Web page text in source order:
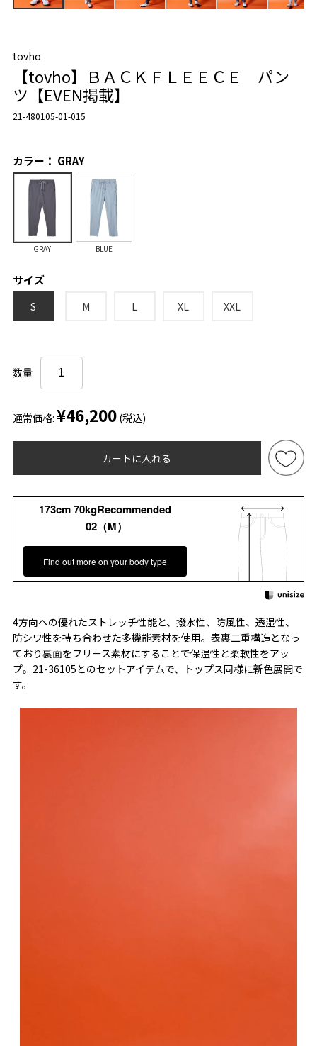
tovho
【tovho】ＢＡＣＫＦＬＥＥＣＥ パン
ツ【EVEN掲載】
21-480105-01-015
カラー： GRAY
GRAY BLUE
サイズ
S M L XL XXL
数量
通常価格: ¥46,200 (税込)
カートに入れる
173cm 70kgRecommended
02（M）
Find out more on your body type
4方向への優れたストレッチ性能と、撥水性、防風性、透湿性、
防シワ性を持ち合わせた多機能素材を使用。表裏二重構造となっ
ており裏面をフリース素材にすることで保温性と柔軟性をアッ
プ。21-36105とのセットアイテムで、トップス同様に新色展開で
す。